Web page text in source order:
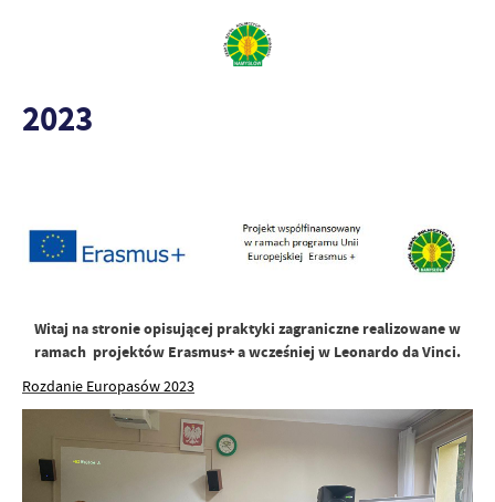
2023
Witaj na stronie opisującej praktyki zagraniczne realizowane w
ramach projektów Erasmus+ a wcześniej w Leonardo da Vinci.
Rozdanie Europasów 2023